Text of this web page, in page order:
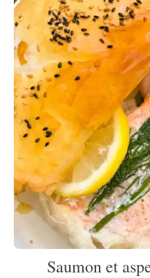
Saumon et